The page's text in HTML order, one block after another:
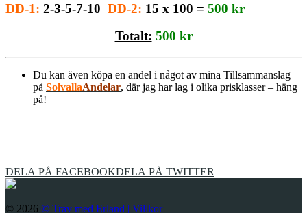
DD-1: 2-3-5-7-10 DD-2: 15 x 100 = 500 kr
Totalt: 500 kr
Du kan även köpa en andel i något av mina Tillsammanslag
på SolvallaAndelar, där jag har lag i olika prisklasser – häng
på!
DELA PÅ FACEBOOKDELA PÅ TWITTER
© 2026 © Trav med Erland | Villkor